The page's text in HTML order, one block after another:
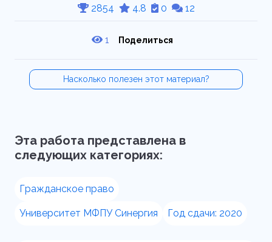
2854
4.8 0 12
1 Поделиться
Насколько полезен этот материал?
Эта работа представлена в
следующих категориях:
Гражданское право
Университет МФПУ Синергия Год сдачи: 2020